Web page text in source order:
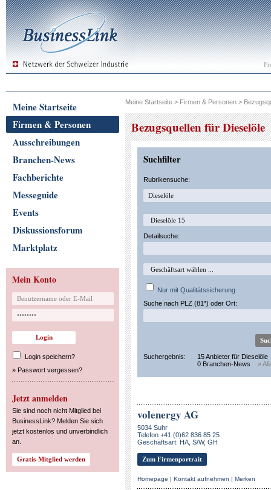
Meine Startseite
Firmen & Personen
Ausschreibungen
Branchen-News
Fachberichte
Messeguide
Events
Diskussionsforum
Marktplatz
Mein Konto
Login speichern?
» Passwort vergessen?
Jetzt anmelden
Sie sind noch nicht Mitglied bei
BusinessLink? Melden Sie sich
jetzt kostenlos und unverbindlich
an.
Meine Startseite > Firmen & Personen >
Bezugsquellen für Dieselöle
Suchfilter
Rubrikensuche:
Detailsuche:
Nur mit Qualitätssicherung
Suche nach PLZ (81*) oder Ort:
Suchergebnis:
15 Anbieter für Dieselöle
0 Branchen-News
»
volenergy AG
5034 Suhr
Telefon +41 (0)62 836 85 25
Geschäftsart: HA, S/W, GH
Zum Firmenportrait
Homepage | Kontakt aufnehmen | Merken